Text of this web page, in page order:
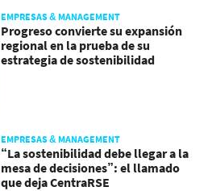
EMPRESAS & MANAGEMENT
Progreso convierte su expansión
regional en la prueba de su
estrategia de sostenibilidad
EMPRESAS & MANAGEMENT
“La sostenibilidad debe llegar a la
mesa de decisiones”: el llamado
que deja CentraRSE